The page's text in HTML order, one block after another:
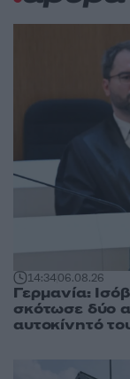
14:3406.08.26
Γερμανία:
σκότωσε δύο
αυτοκίνητό